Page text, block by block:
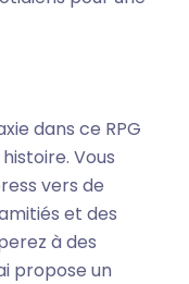
dans ce RPG
Vous
vers de
et des
à des
propose un